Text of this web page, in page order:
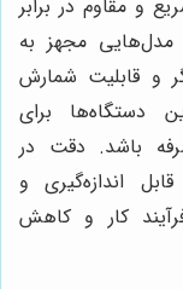
و مقاوم در برابر
مدل‌هایی مجهز به
و قابلیت شمارش
دستگاه‌ها برای
باشد. دقت در
اندازه‌گیری و
کار و کاهش